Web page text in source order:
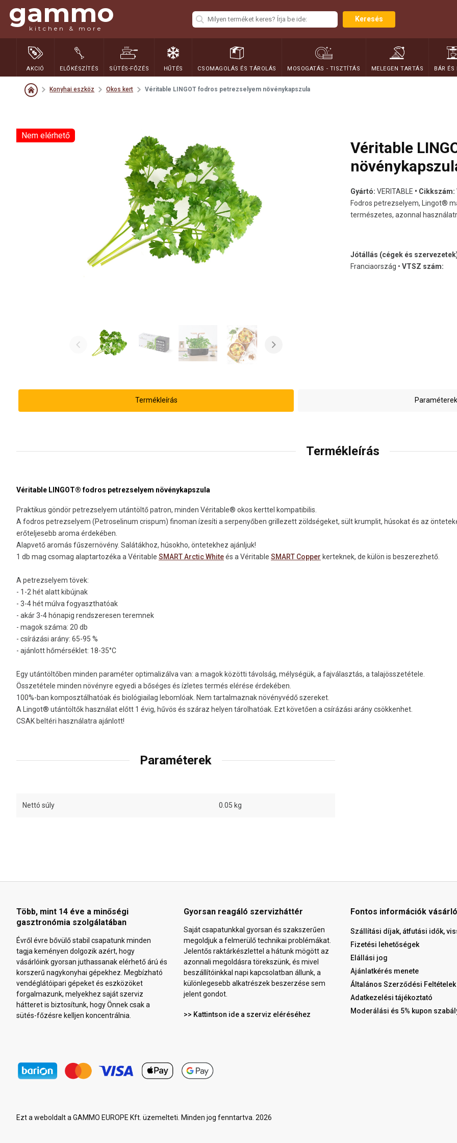
gammo
kitchen & more
Keresés
AKCIÓ ELŐKÉSZÍTÉS SÜTÉS-FŐZÉS HŰTÉS CSOMAGOLÁS ÉS TÁROLÁS MOSOGATÁS - TISZTÍTÁS MELEGEN TARTÁS BÁR ÉS
Konyhai eszköz Okos kert Véritable LINGOT fodros petrezselyem növénykapszula
Nem elérhető
Véritable
Gyártó: VERITABLE • Cikkszám:
Fodros petrezselyem, Lingot®
természetes, azonnal
Jótállás (cégek és
Franciaország • VTSZ szám:
Termékleírás
Termékleírás
Véritable LINGOT® fodros petrezselyem növénykapszula
Praktikus göndör petrezselyem utántöltő patron, minden Véritable® okos kerttel kompatibilis.
A fodros petrezselyem (Petroselinum crispum) finoman ízesíti a serpenyőben grillezett zöldségeket, sült krumplit, húsokat és az
erőteljesebb aroma érdekében.
Alapvető aromás fűszernövény. Salátákhoz, húsokho, öntetekhez ajánljuk!
1 db mag csomag alaptartozéka a Véritable SMART Arctic Whiteés a Véritable SMART Copper kerteknek, de külön is beszerezhető.
A petrezselyem tövek:
- 1-2 hét alatt kibújnak
- 3-4 hét múlva fogyaszthatóak
- akár 3-4 hónapig rendszeresen teremnek
- magok száma: 20 db
- csírázási arány: 65-95 %
- ajánlott hőmérséklet: 18-35°C
Egy utántöltőben minden paraméter optimalizálva van: a magok közötti távolság, mélységük, a fajválasztás, a talajösszetétele.
Összetétele minden növényre egyedi a bőséges és ízletes termés elérése érdekében.
100%-ban komposztálhatóak és biológiailag lebomlóak. Nem tartalmaznak növényvédő szereket.
A Lingot® utántöltők használat előtt 1 évig, hűvös és száraz helyen tárolhatóak. Ezt követően a csírázási arány csökkenhet.
CSAK beltéri használatra ajánlott!
Paraméterek
Nettó súly 0.05 kg
Több, mint 14 éve a minőségi
gasztronómia szolgálatában
Évről évre bővülő stabil csapatunk minden
tagja keményen dolgozik azért, hogy
vásárlóink gyorsan juthassanak elérhető árú és
korszerű nagykonyhai gépekhez. Megbízható
vendéglátóipari gépeket és eszközöket
forgalmazunk, melyekhez saját szerviz
hátteret is biztosítunk, hogy Önnek csak a
sütés-főzésre kelljen koncentrálnia.
Gyorsan reagáló szervizháttér
Saját csapatunkkal gyorsan és szakszerűen
megoldjuk a felmerülő technikai problémákat.
Jelentős raktárkészlettel a hátunk mögött az
azonnali megoldásra törekszünk, és mivel
beszállítóinkkal napi kapcsolatban állunk, a
különlegesebb alkatrészek beszerzése sem
jelent gondot.
>> Kattintson ide a szerviz eléréséhez
Fontos információk
Szállítási díjak, átfutási idők,
Fizetési lehetőségek
Elállási jog
Ajánlatkérés menete
Általános Szerződési Feltételek
Adatkezelési tájékoztató
Moderálási és 5% kupon
Ezt a weboldalt a GAMMO EUROPE Kft. üzemelteti. Minden jog fenntartva. 2026